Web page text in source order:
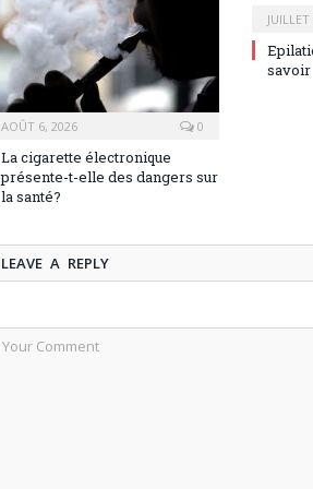
AOÛT 6, 2026 0
La cigarette électronique
présente-t-elle des dangers sur
la santé?
savoir
LEAVE A REPLY